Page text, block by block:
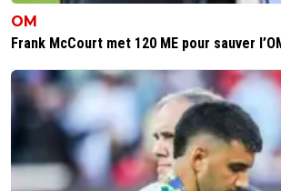
OM
Frank McCourt met 120 ME pour sauver